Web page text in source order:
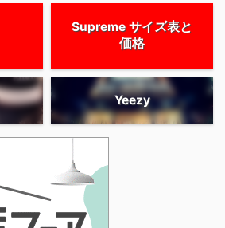
Supreme サイズ表と
価格
Yeezy